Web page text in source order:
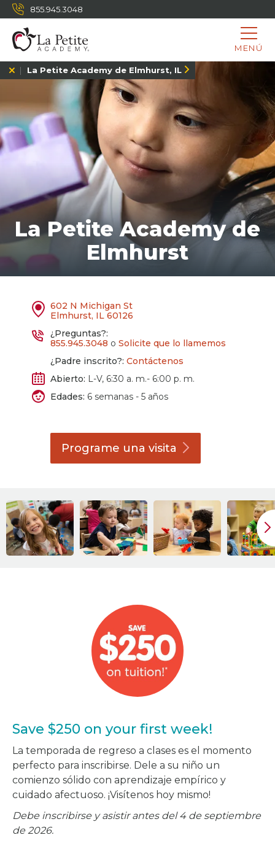
855.945.3048
MENÚ
La Petite Academy de Elmhurst, IL
La Petite Academy de
Elmhurst
602 N Michigan St
Elmhurst, IL 60126
¿Preguntas?:
855.945.3048 o Solicite que lo llamemos
¿Padre inscrito?: Contáctenos
Abierto: L-V, 6:30 a. m.- 6:00 p. m.
Edades: 6 semanas - 5 años
Programe unavisita
Save $250 on your first week!
La temporada de regreso a clases es el momento
perfecto para inscribirse. Dele a su niño un
comienzo sólido con aprendizaje empírico y
cuidado afectuoso. ¡Visítenos hoy mismo!
Debe inscribirse y asistir antes del 4 de septiembre
de 2026.